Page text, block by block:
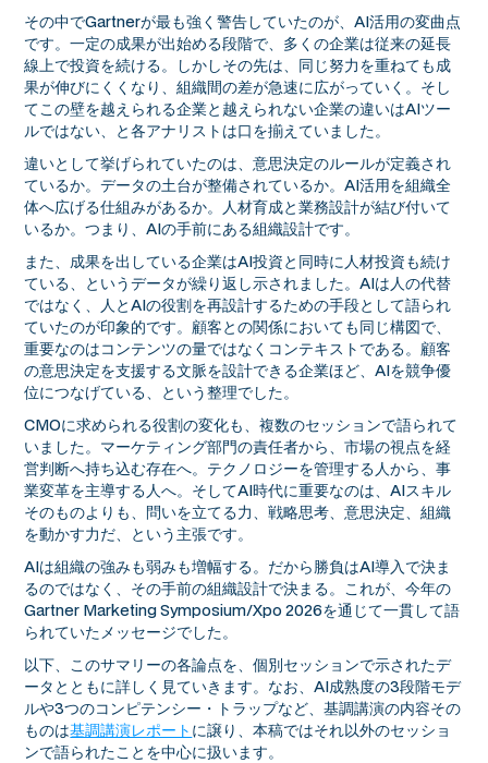
その中でGartnerが最も強く警告していたのが、AI活用の変曲点
です。一定の成果が出始める段階で、多くの企業は従来の延長
線上で投資を続ける。しかしその先は、同じ努力を重ねても成
果が伸びにくくなり、組織間の差が急速に広がっていく。そし
てこの壁を越えられる企業と越えられない企業の違いはAIツー
ルではない、と各アナリストは口を揃えていました。
違いとして挙げられていたのは、意思決定のルールが定義され
ているか。データの土台が整備されているか。AI活用を組織全
体へ広げる仕組みがあるか。人材育成と業務設計が結び付いて
いるか。つまり、AIの手前にある組織設計です。
また、成果を出している企業はAI投資と同時に人材投資も続け
ている、というデータが繰り返し示されました。AIは人の代替
ではなく、人とAIの役割を再設計するための手段として語られ
ていたのが印象的です。顧客との関係においても同じ構図で、
重要なのはコンテンツの量ではなくコンテキストである。顧客
の意思決定を支援する文脈を設計できる企業ほど、AIを競争優
位につなげている、という整理でした。
CMOに求められる役割の変化も、複数のセッションで語られて
いました。マーケティング部門の責任者から、市場の視点を経
営判断へ持ち込む存在へ。テクノロジーを管理する人から、事
業変革を主導する人へ。そしてAI時代に重要なのは、AIスキル
そのものよりも、問いを立てる力、戦略思考、意思決定、組織
を動かす力だ、という主張です。
AIは組織の強みも弱みも増幅する。だから勝負はAI導入で決ま
るのではなく、その手前の組織設計で決まる。これが、今年の
Gartner Marketing Symposium/Xpo 2026を通じて一貫して語
られていたメッセージでした。
以下、このサマリーの各論点を、個別セッションで示されたデ
ータとともに詳しく見ていきます。なお、AI成熟度の3段階モデ
ルや3つのコンピテンシー・トラップなど、基調講演の内容その
ものは基調講演レポート に譲り、本稿ではそれ以外のセッショ
ンで語られたことを中心に扱います。